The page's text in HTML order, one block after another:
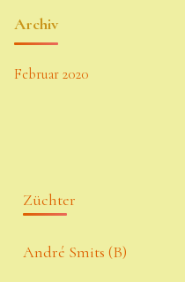
Archiv
Februar 2020
Züchter
André Smits (B)